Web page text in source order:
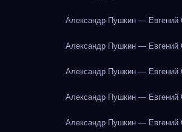
Александр Пушкин — Евгений
Александр Пушкин — Евгений
Александр Пушкин — Евгений
Александр Пушкин — Евгений
Александр Пушкин — Евгений